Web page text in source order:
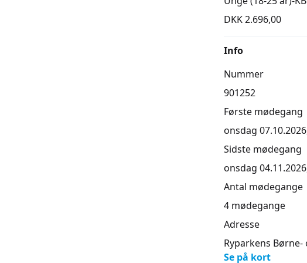
DKK 2.696,00
Info
Nummer
901252
Første mødegang
onsdag
Sidste mødegang
onsdag
Antal mødegange
4 mødegange
Adresse
Ryparkens Børne-
Se på kort